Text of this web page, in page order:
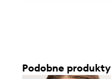
Podobne produkty